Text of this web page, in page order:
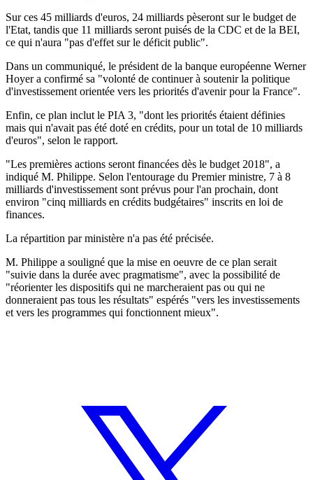
Sur ces 45 milliards d'euros, 24 milliards pèseront sur le budget de
l'Etat, tandis que 11 milliards seront puisés de la CDC et de la BEI,
ce qui n'aura "pas d'effet sur le déficit public".
Dans un communiqué, le président de la banque européenne Werner
Hoyer a confirmé sa "volonté de continuer à soutenir la politique
d'investissement orientée vers les priorités d'avenir pour la France".
Enfin, ce plan inclut le PIA 3, "dont les priorités étaient définies
mais qui n'avait pas été doté en crédits, pour un total de 10 milliards
d'euros", selon le rapport.
"Les premières actions seront financées dès le budget 2018", a
indiqué M. Philippe. Selon l'entourage du Premier ministre, 7 à 8
milliards d'investissement sont prévus pour l'an prochain, dont
environ "cinq milliards en crédits budgétaires" inscrits en loi de
finances.
La répartition par ministère n'a pas été précisée.
M. Philippe a souligné que la mise en oeuvre de ce plan serait
"suivie dans la durée avec pragmatisme", avec la possibilité de
"réorienter les dispositifs qui ne marcheraient pas ou qui ne
donneraient pas tous les résultats" espérés "vers les investissements
et vers les programmes qui fonctionnent mieux".